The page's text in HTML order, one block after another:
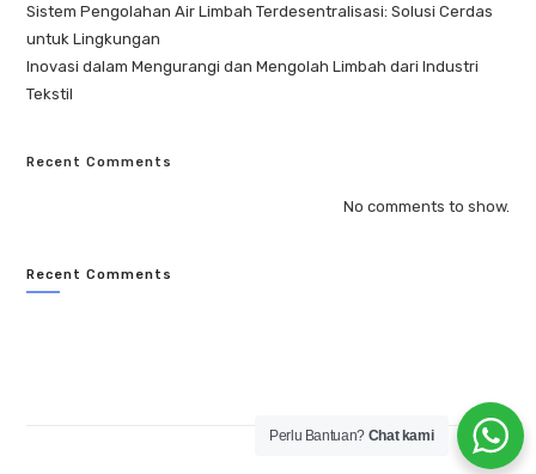
Sistem Pengolahan Air Limbah Terdesentralisasi: Solusi Cerdas
untuk Lingkungan
Inovasi dalam Mengurangi dan Mengolah Limbah dari Industri
Tekstil
Recent Comments
No comments to show.
Recent Comments
Perlu Bantuan? Chat kami